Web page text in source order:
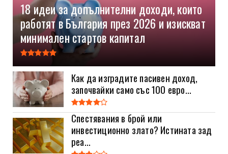
18 идеи за допълнителни доходи, които
работят в България през 2026 и изискват
минимален стартов капитал
Как да изградите пасивен доход,
започвайки само със 100 евро...
Спестявания в брой или
инвестиционно злато? Истината зад
реа...